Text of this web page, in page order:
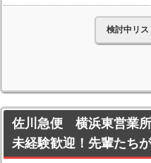
検討中リス
佐川急便 横浜東営業
未経験歓迎！先輩たち